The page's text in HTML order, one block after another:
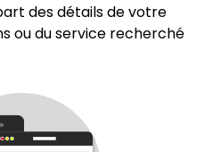
des détails de votre
ou du service recherché